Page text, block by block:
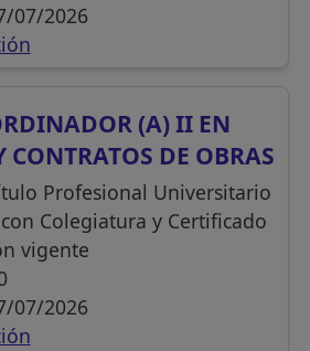
07/2026
(A) II EN
CONTRATOS DE OBRAS
Profesional Universitario
con Colegiatura y Certificado
vigente
07/2026